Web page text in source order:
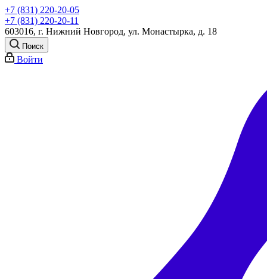
+7 (831) 220-20-05
+7 (831) 220-20-11
603016, г. Нижний Новгород, ул. Монастырка, д. 18
Поиск
Войти